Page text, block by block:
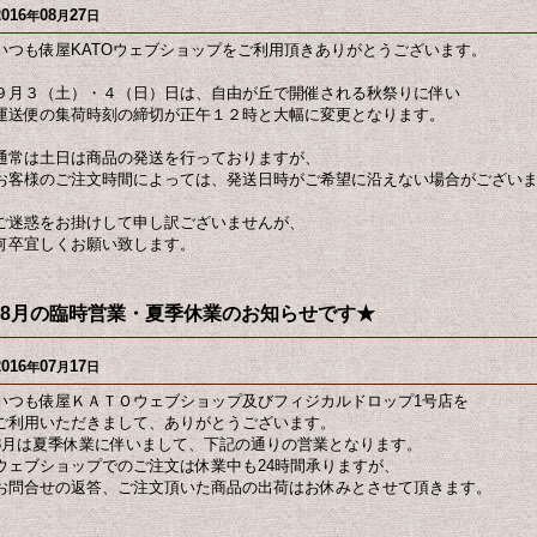
年08月27日
つも俵屋KATOウェブショップをご利用頂きありがとうございます。
月３（土）・４（日）日は、自由が丘で開催される秋祭りに伴い
送便の集荷時刻の締切が正午１２時と大幅に変更となります。
常は土日は商品の発送を行っておりますが、
客様のご注文時間によっては、発送日時がご希望に沿えない場合がござい
迷惑をお掛けして申し訳ございませんが、
卒宜しくお願い致します。
の臨時営業・夏季休業のお知らせです★
年07月17日
つも俵屋ＫＡＴＯウェブショップ及びフィジカルドロップ1号店を
利用いただきまして、ありがとうございます。
は夏季休業に伴いまして、下記の通りの営業となります。
ェブショップでのご注文は休業中も24時間承りますが、
問合せの返答、ご注文頂いた商品の出荷はお休みとさせて頂きます。